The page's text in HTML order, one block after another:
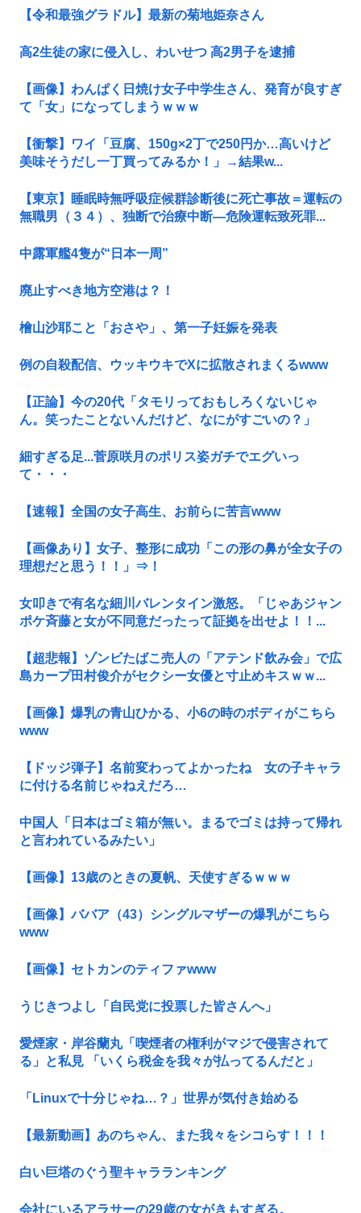
【令和最強グラドル】最新の菊地姫奈さん
高2生徒の家に侵入し、わいせつ 高2男子を逮捕
【画像】わんぱく日焼け女子中学生さん、発育が良すぎ
て「女」になってしまうｗｗｗ
【衝撃】ワイ「豆腐、150g×2丁で250円か…高いけど
美味そうだし一丁買ってみるか！」→結果w...
【東京】睡眠時無呼吸症候群診断後に死亡事故＝運転の
無職男（３４）、独断で治療中断―危険運転致死罪...
中露軍艦4隻が“日本一周”
廃止すべき地方空港は？！
檜山沙耶こと「おさや」、第一子妊娠を発表
例の自殺配信、ウッキウキでXに拡散されまくるwww
【正論】今の20代「タモリっておもしろくないじゃ
ん。笑ったことないんだけど、なにがすごいの？」
細すぎる足...菅原咲月のポリス姿ガチでエグいっ
て・・・
【速報】全国の女子高生、お前らに苦言www
【画像あり】女子、整形に成功「この形の鼻が全女子の
理想だと思う！！」⇒！
女叩きで有名な細川バレンタイン激怒。「じゃあジャン
ポケ斉藤と女が不同意だったって証拠を出せよ！！...
【超悲報】ゾンビたばこ売人の「アテンド飲み会」で広
島カープ田村俊介がセクシー女優と寸止めキスｗｗ...
【画像】爆乳の青山ひかる、小6の時のボディがこちら
www
【ドッジ弾子】名前変わってよかったね 女の子キャラ
に付ける名前じゃねえだろ…
中国人「日本はゴミ箱が無い。まるでゴミは持って帰れ
と言われているみたい」
【画像】13歳のときの夏帆、天使すぎるｗｗｗ
【画像】ババア（43）シングルマザーの爆乳がこちら
www
【画像】セトカンのティファwww
うじきつよし「自民党に投票した皆さんへ」
愛煙家・岸谷蘭丸「喫煙者の権利がマジで侵害されて
る」と私見 「いくら税金を我々が払ってるんだと」
「Linuxで十分じゃね…？」世界が気付き始める
【最新動画】あのちゃん、また我々をシコらす！！！
白い巨塔のぐう聖キャラランキング
会社にいるアラサーの29歳の女がきもすぎる。